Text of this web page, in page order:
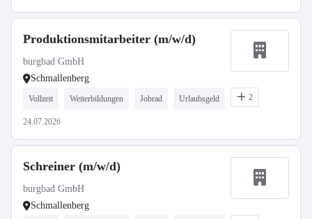
Produktionsmitarbeiter (m/w/d)
burgbad GmbH
Schmallenberg
Vollzeit Weiterbildungen Jobrad Urlaubsgeld 2
24.07.2026
Schreiner (m/w/d)
burgbad GmbH
Schmallenberg